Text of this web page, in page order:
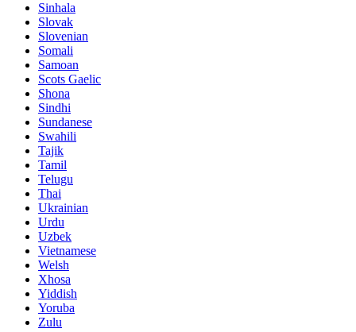
Sinhala
Slovak
Slovenian
Somali
Samoan
Scots Gaelic
Shona
Sindhi
Sundanese
Swahili
Tajik
Tamil
Telugu
Thai
Ukrainian
Urdu
Uzbek
Vietnamese
Welsh
Xhosa
Yiddish
Yoruba
Zulu